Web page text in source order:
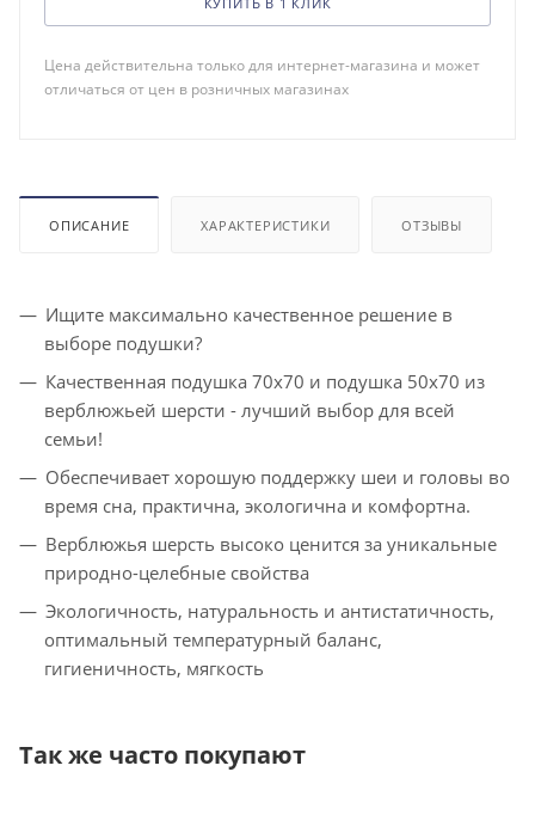
Цена действительна только для интернет-магазина и может
отличаться от цен в розничных магазинах
ОПИСАНИЕ ХАРАКТЕРИСТИКИ ОТЗЫВЫ
Ищите максимально качественное решение в
выборе подушки?
Качественная подушка 70х70 и подушка 50х70 из
верблюжьей шерсти - лучший выбор для всей
семьи!
Обеспечивает хорошую поддержку шеи и головы во
время сна, практична, экологична и комфортна.
Верблюжья шерсть высоко ценится за уникальные
природно-целебные свойства
Экологичность, натуральность и антистатичность,
оптимальный температурный баланс,
гигиеничность, мягкость
Так же часто покупают